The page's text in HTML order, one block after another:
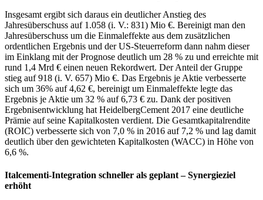
Insgesamt ergibt sich daraus ein deutlicher Anstieg des
Jahresüberschuss auf 1.058 (i. V.: 831) Mio €. Bereinigt man den
Jahresüberschuss um die Einmaleffekte aus dem zusätzlichen
ordentlichen Ergebnis und der US-Steuerreform dann nahm dieser
im Einklang mit der Prognose deutlich um 28 % zu und erreichte mit
rund 1,4 Mrd € einen neuen Rekordwert. Der Anteil der Gruppe
stieg auf 918 (i. V. 657) Mio €. Das Ergebnis je Aktie verbesserte
sich um 36% auf 4,62 €, bereinigt um Einmaleffekte legte das
Ergebnis je Aktie um 32 % auf 6,73 € zu. Dank der positiven
Ergebnisentwicklung hat HeidelbergCement 2017 eine deutliche
Prämie auf seine Kapitalkosten verdient. Die Gesamtkapitalrendite
(ROIC) verbesserte sich von 7,0 % in 2016 auf 7,2 % und lag damit
deutlich über den gewichteten Kapitalkosten (WACC) in Höhe von
6,6 %.
Italcementi-Integration schneller als geplant – Synergieziel
erhöht